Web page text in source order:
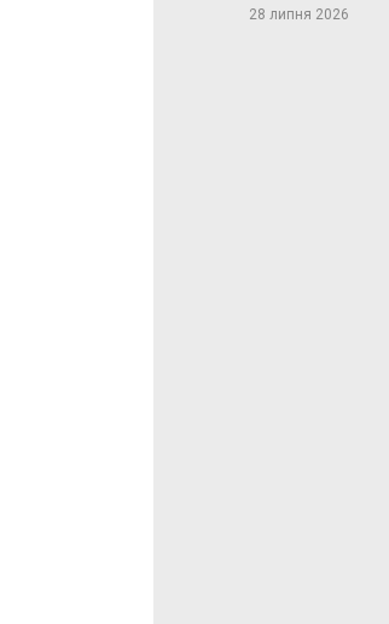
28 липня 2026